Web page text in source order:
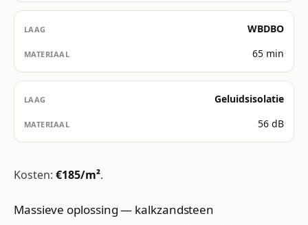
WBDBO
65 min
Geluidsisolatie
56 dB
Kosten: €185/m².
Massieve oplossing — kalkzandsteen